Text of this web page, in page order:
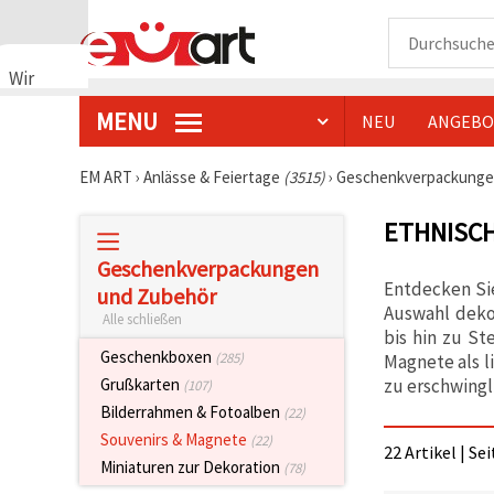
Wir
verwenden
ordnungsgemäße
Nutzungserlebnis
MENU NEU
EM ART › Anlässe & Feiertage (3515)›
Geschenkverpackungen
und Zubehör
Alle schließen
Geschenkboxen (285)
Grußkarten (107)
Bilderrahmen & Fotoalben (22)
Souvenirs & Magnete (22)
Miniaturen zur Dekoration (78)
Entdecken
Auswahl
bis hin zu
Magnete als
zu
22 Artikel |